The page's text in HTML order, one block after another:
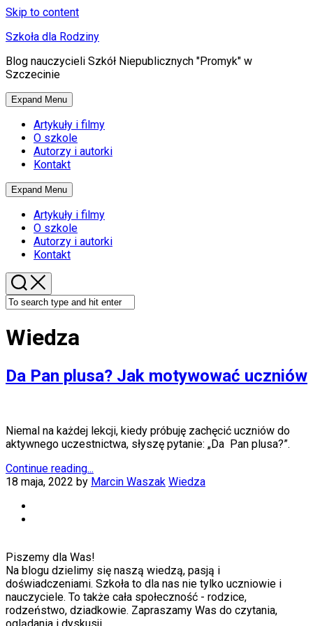
Skip to content
Szkoła dla Rodziny
Blog nauczycieli Szkół Niepublicznych "Promyk" w
Szczecinie
Expand Menu
Artykuły i filmy
O szkole
Autorzy i autorki
Kontakt
Expand Menu
Artykuły i filmy
O szkole
Autorzy i autorki
Kontakt
Wiedza
Da Pan plusa? Jak motywować uczniów
Niemal na każdej lekcji, kiedy próbuję zachęcić uczniów do
aktywnego uczestnictwa, słyszę pytanie: „Da Pan plusa?”.
Continue reading...
18 maja, 2022 by Marcin Waszak Wiedza
Piszemy dla Was!
Na blogu dzielimy się naszą wiedzą, pasją i
doświadczeniami. Szkoła to dla nas nie tylko uczniowie i
nauczyciele. To także cała społeczność - rodzice,
rodzeństwo, dziadkowie. Zapraszamy Was do czytania,